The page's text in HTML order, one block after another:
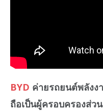
BYD ค่ายรถยนต์พลัง
ถือเป็นผู้ครอบครองส่ว